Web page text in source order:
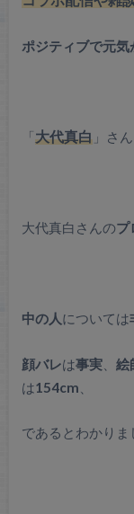
ポジティブで元
「大代真白」 さん
大代真白さんのプ
中の人については
顔バレは事実、 絵
は154cm
であるとわかりま